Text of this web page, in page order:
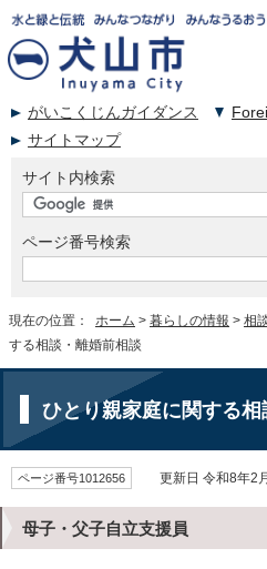
がいこくじんガイダンス
サイトマップ
サイト内検索
ページ番号検索
現在の位置： ホーム > 暮らしの情報 > 相
する相談・離婚前相談
ひとり親家庭に関する
ページ番号1012656 更新日 令和8年2
母子・父子自立支援員